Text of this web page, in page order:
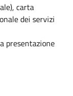
carta
dei servizi
presentazione